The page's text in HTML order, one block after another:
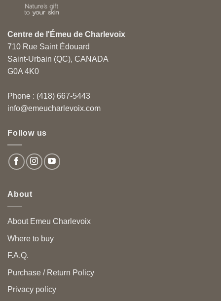
Centre de l'Émeu de Charlevoix
710 Rue Saint Édouard
Saint-Urbain (QC), CANADA
G0A 4K0
Phone : (418) 667-5443
info@emeucharlevoix.com
Follow us
About
About Emeu Charlevoix
Where to buy
F.A.Q.
Purchase / Return Policy
Privacy policy